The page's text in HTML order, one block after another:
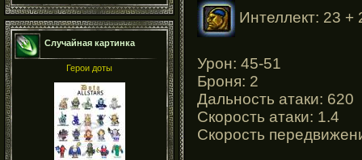
Случайная картинка
Герои доты
Интеллект: 23 +
Урон: 45-51
Броня: 2
Дальность атаки: 620
Скорость атаки: 1.4
Скорость